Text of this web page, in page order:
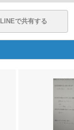
LINEで共有する